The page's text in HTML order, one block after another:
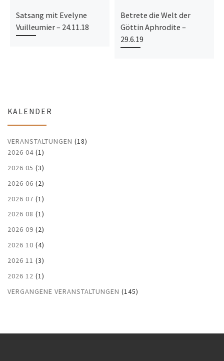
Satsang mit Evelyne
Vuilleumier – 24.11.18
Betrete die Welt der
Göttin Aphrodite –
29.6.19
KALENDER
VERANSTALTUNGEN (18)
2026 04 (1)
2026 05 (3)
2026 06 (2)
2026 07 (1)
2026 08 (1)
2026 09 (2)
2026 10 (4)
2026 11 (3)
2026 12 (1)
VERGANGENE VERANSTALTUNGEN (145)